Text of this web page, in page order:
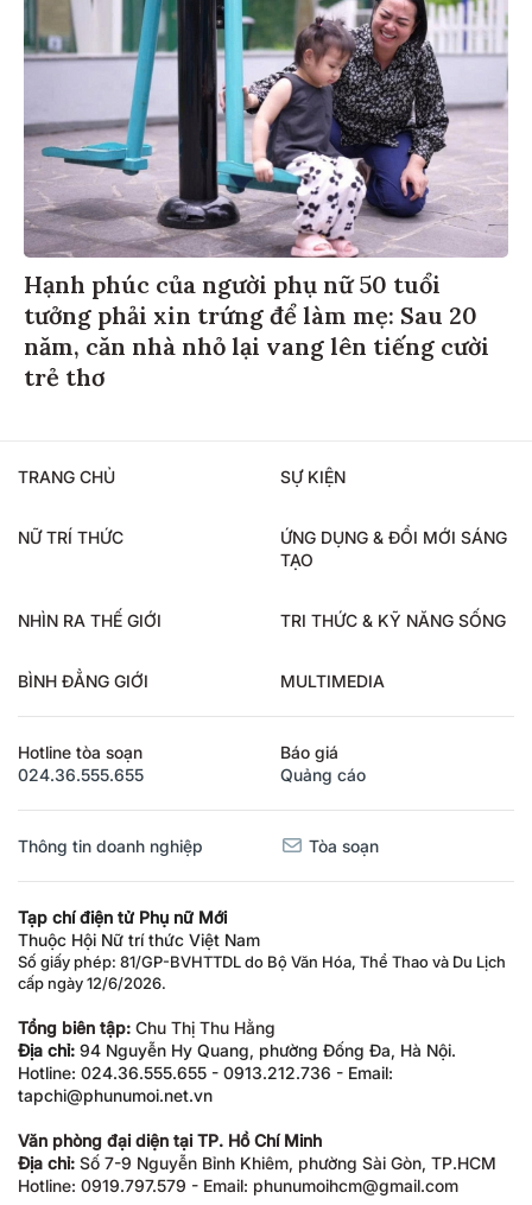
Hạnh phúc của người phụ nữ 50 tuổi
tưởng phải xin trứng để làm mẹ: Sau 20
năm, căn nhà nhỏ lại vang lên tiếng cười
trẻ thơ
TRANG CHỦ SỰ KIỆN
NỮ TRÍ THỨC
ỨNG DỤNG & ĐỔI MỚI SÁNG
TẠO
NHÌN RA THẾ GIỚI TRI THỨC & KỸ NĂNG SỐNG
BÌNH ĐẲNG GIỚI MULTIMEDIA
Hotline tòa soạn
024.36.555.655
Báo giá
Quảng cáo
Thông tin doanh nghiệp Tòa soạn
Tạp chí điện tử Phụ nữ Mới
Thuộc Hội Nữ trí thức Việt Nam
Số giấy phép: 81/GP-BVHTTDL do Bộ Văn Hóa, Thể Thao và Du Lịch
cấp ngày 12/6/2026.
Tổng biên tập: Chu Thị Thu Hằng
Địa chỉ: 94 Nguyễn Hy Quang, phường Đống Đa, Hà Nội.
Hotline: 024.36.555.655 - 0913.212.736 - Email:
tapchi@phunumoi.net.vn
Văn phòng đại diện tại TP. Hồ Chí Minh
Địa chỉ: Số 7-9 Nguyễn Bỉnh Khiêm, phường Sài Gòn, TP.HCM
Hotline: 0919.797.579 - Email: phunumoihcm@gmail.com